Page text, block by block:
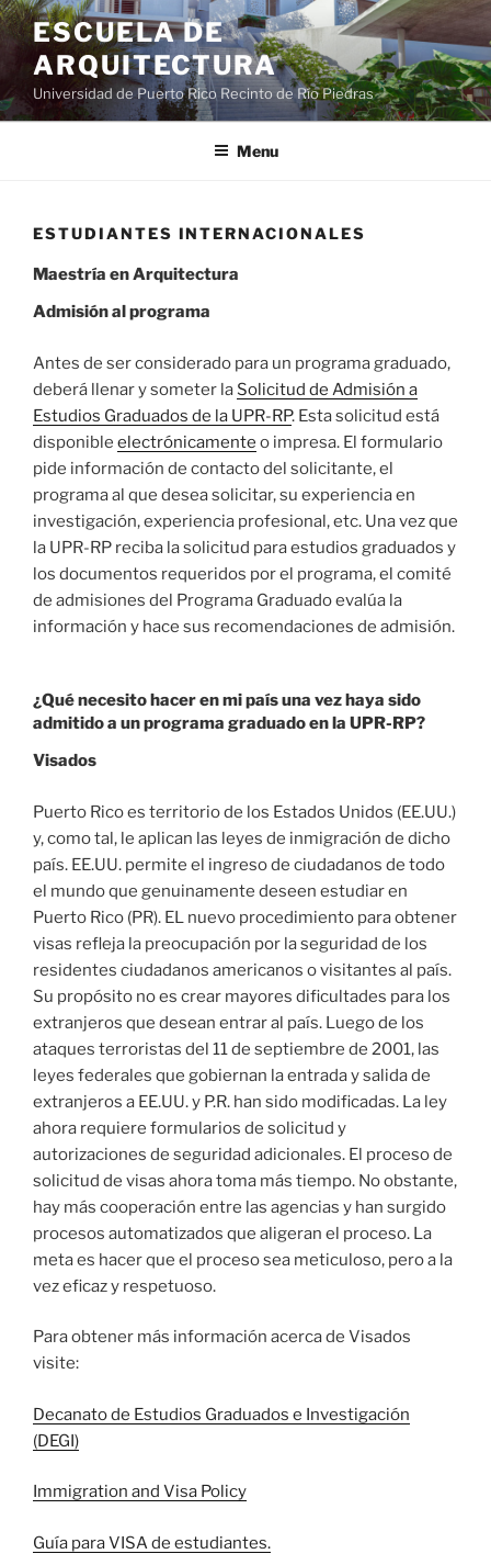
ESCUELA DE
ARQUITECTURA
Universidad de Puerto Rico Recinto de Río Piedras
Menu
ESTUDIANTES INTERNACIONALES
Maestría en Arquitectura
Admisión al programa
Antes de ser considerado para un programa graduado,
deberá llenar y someter la Solicitud de Admisión a
Estudios Graduados de la UPR-RP. Esta solicitud está
disponible electrónicamente o impresa. El formulario
pide información de contacto del solicitante, el
programa al que desea solicitar, su experiencia en
investigación, experiencia profesional, etc. Una vez que
la UPR-RP reciba la solicitud para estudios graduados y
los documentos requeridos por el programa, el comité
de admisiones del Programa Graduado evalúa la
información y hace sus recomendaciones de admisión.
¿Qué necesito hacer en mi país una vez haya sido
admitido a un programa graduado en la UPR-RP?
Visados
Puerto Rico es territorio de los Estados Unidos (EE.UU.)
y, como tal, le aplican las leyes de inmigración de dicho
país. EE.UU. permite el ingreso de ciudadanos de todo
el mundo que genuinamente deseen estudiar en
Puerto Rico (PR). EL nuevo procedimiento para obtener
visas refleja la preocupación por la seguridad de los
residentes ciudadanos americanos o visitantes al país.
Su propósito no es crear mayores dificultades para los
extranjeros que desean entrar al país. Luego de los
ataques terroristas del 11 de septiembre de 2001, las
leyes federales que gobiernan la entrada y salida de
extranjeros a EE.UU. y P.R. han sido modificadas. La ley
ahora requiere formularios de solicitud y
autorizaciones de seguridad adicionales. El proceso de
solicitud de visas ahora toma más tiempo. No obstante,
hay más cooperación entre las agencias y han surgido
procesos automatizados que aligeran el proceso. La
meta es hacer que el proceso sea meticuloso, pero a la
vez eficaz y respetuoso.
Para obtener más información acerca de Visados
visite:
Decanato de Estudios Graduados e Investigación
(DEGI)
Immigration and Visa Policy
Guía para VISA de estudiantes.